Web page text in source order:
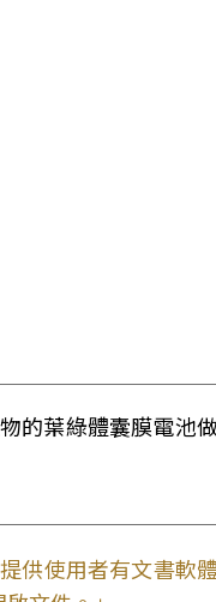
的葉綠體囊膜電池
供使用者有文書